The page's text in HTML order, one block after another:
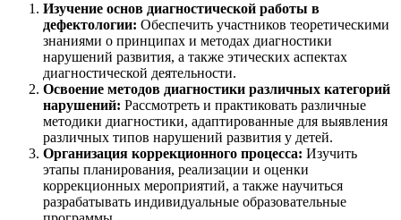
Изучение основ диагностической работы в
дефектологии: Обеспечить участников теоретическими
знаниями о принципах и методах диагностики
нарушений развития, а также этических аспектах
диагностической деятельности.
Освоение методов диагностики различных категорий
нарушений: Рассмотреть и практиковать различные
методики диагностики, адаптированные для выявления
различных типов нарушений развития у детей.
Организация коррекционного процесса: Изучить
этапы планирования, реализации и оценки
коррекционных мероприятий, а также научиться
разрабатывать индивидуальные образовательные